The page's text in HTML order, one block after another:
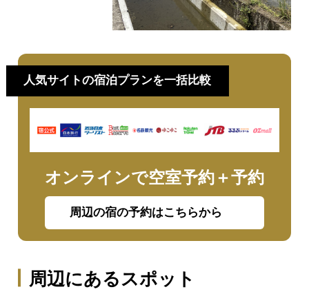
人気サイトの宿泊プランを一括比較
オンラインで空室予約＋予約
周辺の宿の予約はこちらから
周辺にあるスポット